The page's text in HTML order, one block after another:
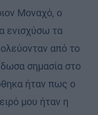
Μοναχό, ο
ενισχύσω τα
από το
σημασία στο
ήταν πως ο
μου ήταν η